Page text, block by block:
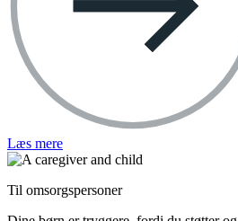
Læs mere
Til omsorgspersoner